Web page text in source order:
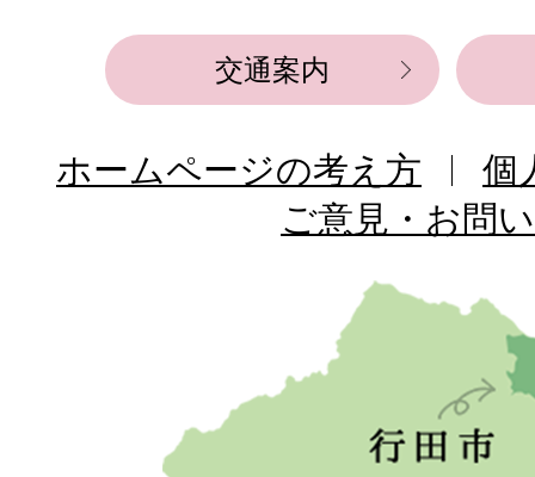
交通案内
ホームページの考え方
個
ご意見・お問